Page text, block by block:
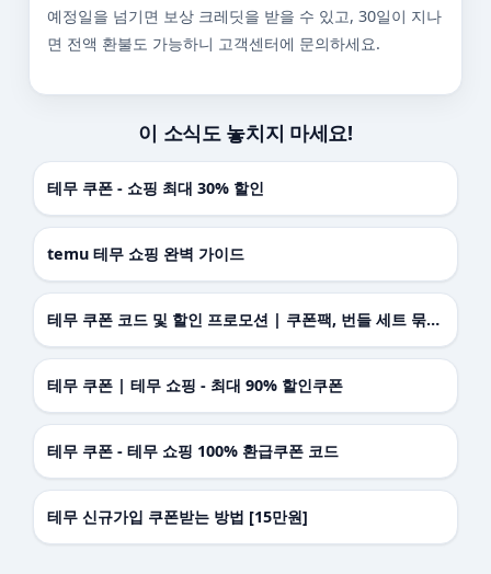
예정일을 넘기면 보상 크레딧을 받을 수 있고, 30일이 지나
면 전액 환불도 가능하니 고객센터에 문의하세요.
이 소식도 놓치지 마세요!
테무 쿠폰 - 쇼핑 최대 30% 할인
temu 테무 쇼핑 완벽 가이드
테무 쿠폰 코드 및 할인 프로모션 | 쿠폰팩, 번들 세트 묶음 - 프로모코
테무 쿠폰 | 테무 쇼핑 - 최대 90% 할인쿠폰
테무 쿠폰 - 테무 쇼핑 100% 환급쿠폰 코드
테무 신규가입 쿠폰받는 방법 [15만원]